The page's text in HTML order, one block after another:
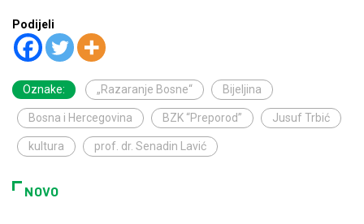
Podijeli
Oznake: „Razaranje Bosne“ Bijeljina
Bosna i Hercegovina BZK “Preporod” Jusuf Trbić
kultura prof. dr. Senadin Lavić
NOVO